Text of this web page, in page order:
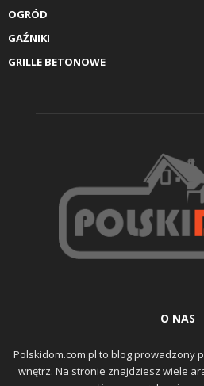
OGRÓD
GAŹNIKI
GRILLE BETONOWE
O NAS
Polskidom.com.pl to blog prowadzony
wnętrz. Na stronie znajdziesz wiele